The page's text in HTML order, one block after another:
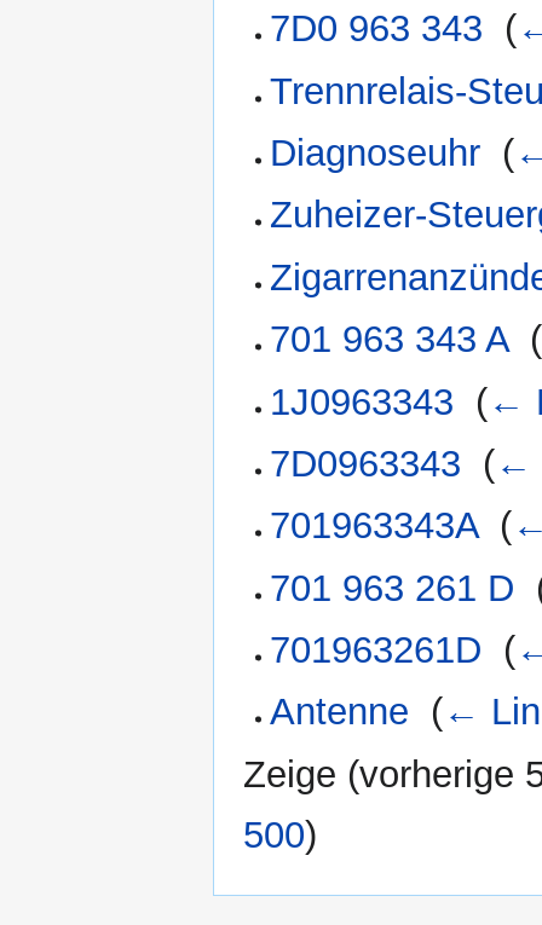
7D0 963 343 (
Trennrelais-
Diagnoseuhr (
Zuheizer-
701 963 343 A‎ (
1J0963343 (←
7D0963343 (←
701963343A‎ (
701 963 261 D
701963261D (
Antenne (←
Zeige (vorherige
500)